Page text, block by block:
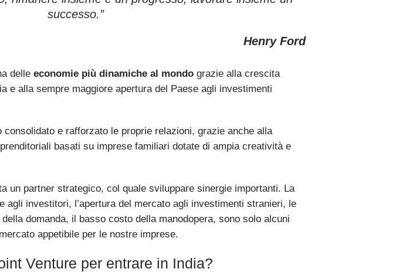
successo.”
Henry Ford
delle economie più dinamiche al mondograzie alla crescita
e alla sempre maggiore apertura del Paese agli investimenti
e rafforzato le proprie relazioni, grazie anche alla
basati su imprese familiari dotate di ampia creatività e
un partner strategico, col quale sviluppare sinergie importanti. La
agli investitori, l’apertura del mercato agli investimenti stranieri, le
domanda, il basso costo della manodopera, sono solo alcuni
appetibile per le nostre imprese.
Venture per entrare in India?